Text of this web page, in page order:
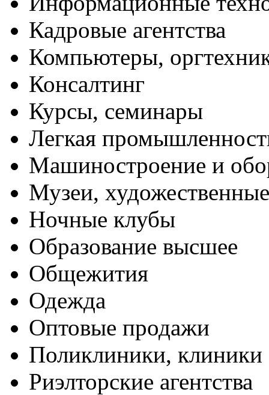
Кадровые агентства
Компьютеры,
Консалтинг
Курсы, семинары
Легкая
Машиностроение и
Музеи,
Ночные клубы
Образование высшее
Общежития
Одежда
Оптовые продажи
Поликлиники, клиники
Риэлторские агентства